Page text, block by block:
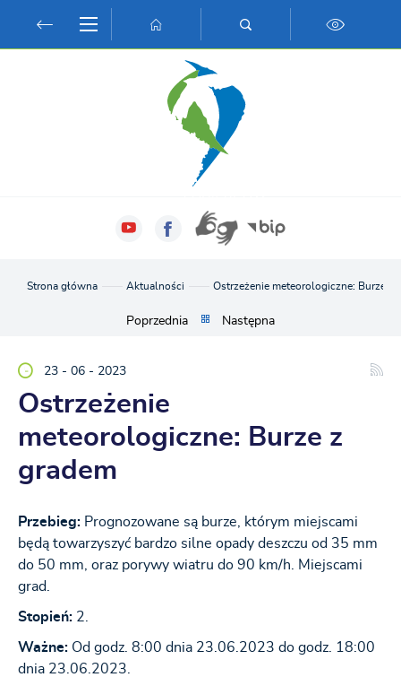
Przejdź do wyszukiwarki.
Przejdź do ustawień wielkości czcionki.
Włącz wersję kontrastową strony.
Strona główna Aktualności Ostrzeżenie meteorologiczne: Burze z
Poprzednia Następna
23 - 06 - 2023
Ostrzeżenie
meteorologiczne: Burze z
gradem
Przebieg: Prognozowane są burze, którym miejscami
będą towarzyszyć bardzo silne opady deszczu od 35 mm
do 50 mm, oraz porywy wiatru do 90 km/h. Miejscami
grad.
Stopień: 2.
Ważne: Od godz. 8:00 dnia 23.06.2023 do godz. 18:00
dnia 23.06.2023.